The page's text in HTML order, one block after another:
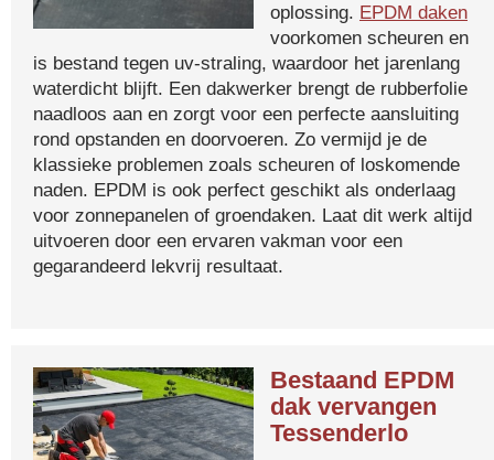
oplossing. EPDM daken
voorkomen scheuren en
is bestand tegen uv-straling, waardoor het jarenlang
waterdicht blijft. Een dakwerker brengt de rubberfolie
naadloos aan en zorgt voor een perfecte aansluiting
rond opstanden en doorvoeren. Zo vermijd je de
klassieke problemen zoals scheuren of loskomende
naden. EPDM is ook perfect geschikt als onderlaag
voor zonnepanelen of groendaken. Laat dit werk altijd
uitvoeren door een ervaren vakman voor een
gegarandeerd lekvrij resultaat.
Bestaand EPDM
dak vervangen
Tessenderlo